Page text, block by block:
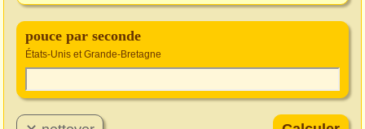
pouce par seconde
États-Unis et Grande-Bretagne